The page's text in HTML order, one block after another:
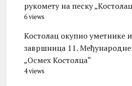
рукомету на песку
6 views
Костолац окупио уметнике
завршница 11. Међународне
„Осмех Костолца“
4 views